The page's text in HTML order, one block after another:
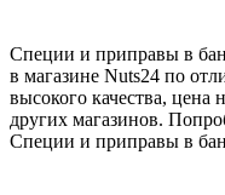
Специи и приправы в
в магазине Nuts24 по
высокого качества,
других магазинов.
Специи и приправы в